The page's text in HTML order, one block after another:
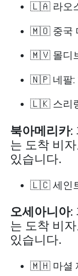
🇱🇦 라오
🇲🇴 중국
🇲🇻 몰디
🇳🇵 네팔:
🇱🇰 스리
북아메리카:
는 도착 비
있습니다.
🇱🇨 세인
오세아니아:
는 도착 비
있습니다.
🇲🇭 마셜